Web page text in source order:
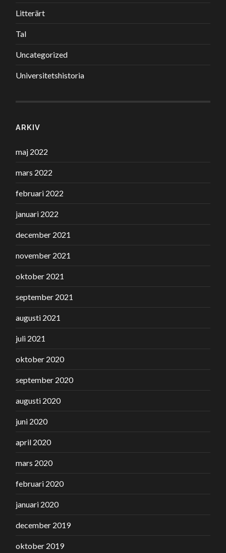
Litterärt
Tal
Uncategorized
Universitetshistoria
ARKIV
maj 2022
mars 2022
februari 2022
januari 2022
december 2021
november 2021
oktober 2021
september 2021
augusti 2021
juli 2021
oktober 2020
september 2020
augusti 2020
juni 2020
april 2020
mars 2020
februari 2020
januari 2020
december 2019
oktober 2019